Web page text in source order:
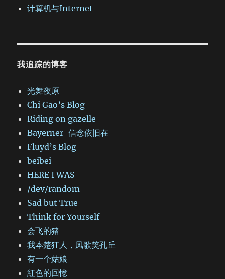
计算机与Internet
我追踪的博客
光舞夜原
Chi Gao’s Blog
Riding on gazelle
Bayerner-信念依旧在
Fluyd’s Blog
beibei
HERE I WAS
/dev/random
Sad but True
Think for Yourself
会飞的猪
我本楚狂人，凤歌笑孔丘
有一个姑娘
紅色的回憶